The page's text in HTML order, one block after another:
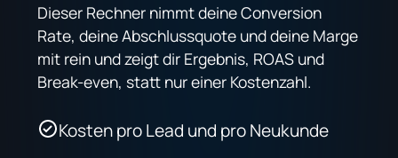
Dieser Rechner nimmt deine Conversion
Rate, deine Abschlussquote und deine Marge
mit rein und zeigt dir Ergebnis, ROAS und
Break-even, statt nur einer Kostenzahl.
Kosten pro Lead und pro Neukunde